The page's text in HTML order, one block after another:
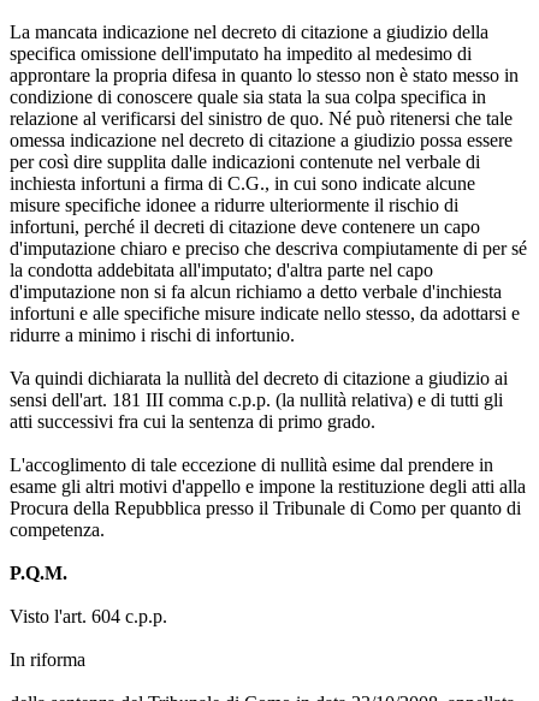
La mancata indicazione nel decreto di citazione a giudizio della
specifica omissione dell'imputato ha impedito al medesimo di
approntare la propria difesa in quanto lo stesso non è stato messo in
condizione di conoscere quale sia stata la sua colpa specifica in
relazione al verificarsi del sinistro de quo. Né può ritenersi che tale
omessa indicazione nel decreto di citazione a giudizio possa essere
per così dire supplita dalle indicazioni contenute nel verbale di
inchiesta infortuni a firma di C.G., in cui sono indicate alcune
misure specifiche idonee a ridurre ulteriormente il rischio di
infortuni, perché il decreti di citazione deve contenere un capo
d'imputazione chiaro e preciso che descriva compiutamente di per sé
la condotta addebitata all'imputato; d'altra parte nel capo
d'imputazione non si fa alcun richiamo a detto verbale d'inchiesta
infortuni e alle specifiche misure indicate nello stesso, da adottarsi e
ridurre a minimo i rischi di infortunio.
Va quindi dichiarata la nullità del decreto di citazione a giudizio ai
sensi dell'art. 181 III comma c.p.p. (la nullità relativa) e di tutti gli
atti successivi fra cui la sentenza di primo grado.
L'accoglimento di tale eccezione di nullità esime dal prendere in
esame gli altri motivi d'appello e impone la restituzione degli atti alla
Procura della Repubblica presso il Tribunale di Como per quanto di
competenza.
P.Q.M.
Visto l'art. 604 c.p.p.
In riforma